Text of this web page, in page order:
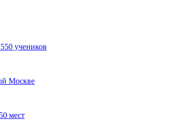
учеников
Москве
мест